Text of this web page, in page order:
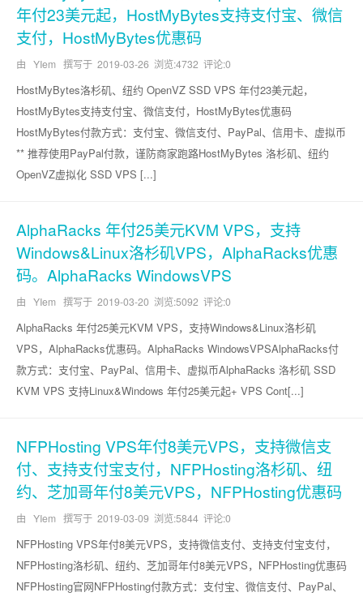
年付23美元起，HostMyBytes支持支付宝、微信
支付，HostMyBytes优惠码
由 YIem 撰写于 2019-03-26 浏览:4732 评论:0
HostMyBytes洛杉矶、纽约 OpenVZ SSD VPS 年付23美元起，
HostMyBytes支持支付宝、微信支付，HostMyBytes优惠码
HostMyBytes付款方式：支付宝、微信支付、PayPal、信用卡、虚拟币
** 推荐使用PayPal付款，谨防商家跑路HostMyBytes 洛杉矶、纽约
OpenVZ虚拟化 SSD VPS [...]
AlphaRacks 年付25美元KVM VPS，支持
Windows&Linux洛杉矶VPS，AlphaRacks优惠
码。AlphaRacks WindowsVPS
由 YIem 撰写于 2019-03-20 浏览:5092 评论:0
AlphaRacks 年付25美元KVM VPS，支持Windows&Linux洛杉矶
VPS，AlphaRacks优惠码。AlphaRacks WindowsVPSAlphaRacks付
款方式：支付宝、PayPal、信用卡、虚拟币AlphaRacks 洛杉矶 SSD
KVM VPS 支持Linux&Windows 年付25美元起+ VPS Cont[...]
NFPHosting VPS年付8美元VPS，支持微信支
付、支持支付宝支付，NFPHosting洛杉矶、纽
约、芝加哥年付8美元VPS，NFPHosting优惠码
由 YIem 撰写于 2019-03-09 浏览:5844 评论:0
NFPHosting VPS年付8美元VPS，支持微信支付、支持支付宝支付，
NFPHosting洛杉矶、纽约、芝加哥年付8美元VPS，NFPHosting优惠码
NFPHosting官网NFPHosting付款方式：支付宝、微信支付、PayPal、